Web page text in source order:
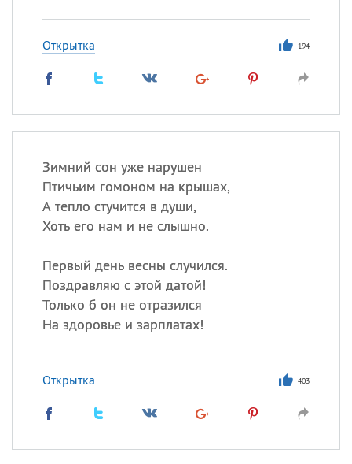
Открытка 194
Зимний сон уже нарушен
Птичьим гомоном на крышах,
А тепло стучится в души,
Хоть его нам и не слышно.
Первый день весны случился.
Поздравляю с этой датой!
Только б он не отразился
На здоровье и зарплатах!
Открытка 403